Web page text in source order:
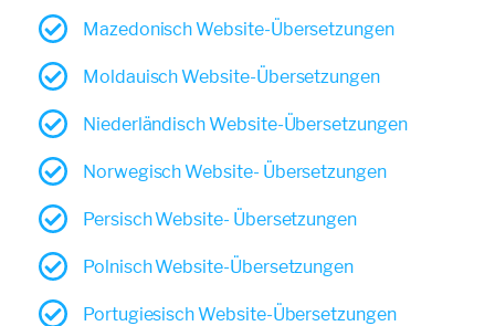
Mazedonisch Website-Übersetzungen
Moldauisch Website-Übersetzungen
Niederländisch Website-Übersetzungen
Norwegisch Website- Übersetzungen
Persisch Website- Übersetzungen
Polnisch Website-Übersetzungen
Portugiesisch Website-Übersetzungen